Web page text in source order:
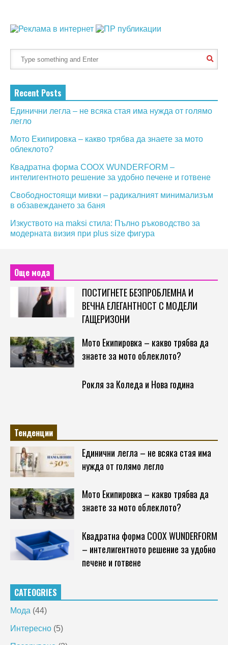
Recent Posts
Единични легла – не всяка стая има нужда от голямо
легло
Мото Екипировка – какво трябва да знаете за мото
облеклото?
Квадратна форма COOX WUNDERFORM –
интелигентното решение за удобно печене и готвене
Свободностоящи мивки – радикалният минимализъм
в обзавеждането за баня
Изкуството на maksi стила: Пълно ръководство за
модерната визия при plus size фигура
Още мода
ПОСТИГНЕТЕ БЕЗПРОБЛЕМНА И
ВЕЧНА ЕЛЕГАНТНОСТ С МОДЕЛИ
ГАЩЕРИЗОНИ
Мото Екипировка – какво трябва да
знаете за мото облеклото?
Рокля за Коледа и Нова година
Тенденции
Единични легла – не всяка стая има
нужда от голямо легло
Мото Екипировка – какво трябва да
знаете за мото облеклото?
Квадратна форма COOX WUNDERFORM
– интелигентното решение за удобно
печене и готвене
CATEOGRIES
Мода (44)
Интересно (5)